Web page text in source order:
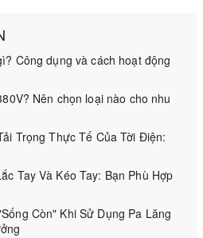
500 kg. Đặc biệt khi các
xuống sẽ chịu tác dụng
và vật nặng hơn trước.
dây cáp bị lỏng hoặc hư
đảm bảo an toàn cho người
hợp nên cần kiểm tra
có mặt những người sau:
Công dụng và cách hoạt động
Nên chọn loại nào cho nhu
Trọng Thực Tế Của Tời Điện:
Tay Và Kéo Tay: Bạn Phù Hợp
Còn" Khi Sử Dụng Pa Lăng